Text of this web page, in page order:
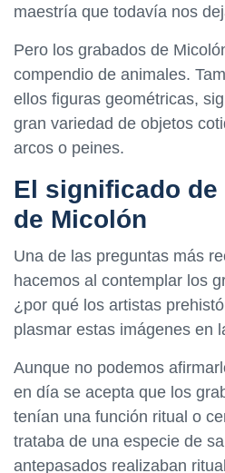
maestría que todavía nos
Pero los grabados de
compendio de animales.
ellos figuras geométricas,
gran variedad de objetos
arcos o peines.
El significado
de Micolón
Una de las preguntas más
hacemos al contemplar los
¿por qué los artistas
plasmar estas imágenes en
Aunque no podemos
en día se acepta que los
tenían una función ritual o
trataba de una especie de
antepasados realizaban